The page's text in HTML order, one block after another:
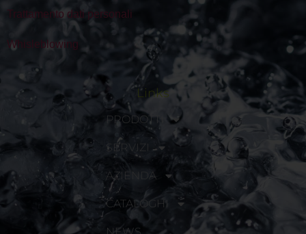
Trattamento dati personali
Whisleblowing
Links
PRODOTTI
SERVIZI
AZIENDA
CATALOGHI
NEWS